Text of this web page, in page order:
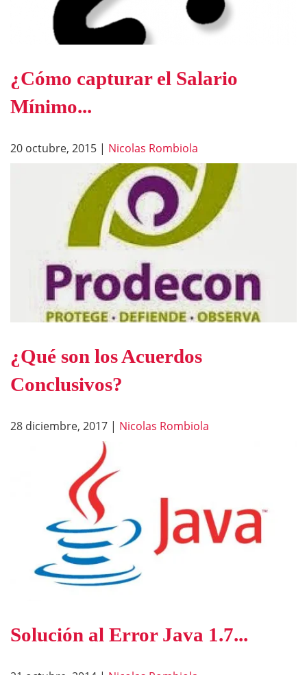
¿Cómo capturar el Salario
Mínimo...
20 octubre, 2015 | Nicolas Rombiola
¿Qué son los Acuerdos
Conclusivos?
28 diciembre, 2017 | Nicolas Rombiola
Solución al Error Java 1.7...